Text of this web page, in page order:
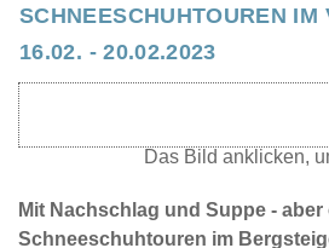
SCHNEESCHUHTOUREN IM
16.02. - 20.02.2023
Mit Nachschlag und Suppe - aber
Schneeschuhtouren im